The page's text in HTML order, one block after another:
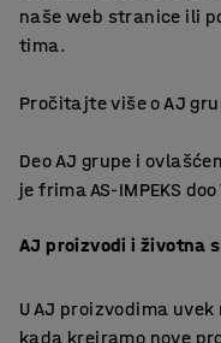
naše web stranice ili
tima.
Pročitajte više o AJ
Deo AJ grupe i
je frima AS-IMPEKS
AJ proizvodi i životna
U AJ proizvodima
kada kreiramo nove